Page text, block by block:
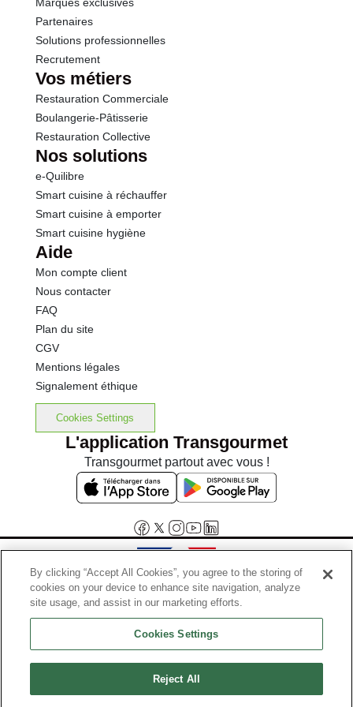
Partenaires
Solutions professionnelles
Recrutement
Vos métiers
Restauration Commerciale
Boulangerie-Pâtisserie
Restauration Collective
Nos solutions
e-Quilibre
Smart cuisine à réchauffer
Smart cuisine à emporter
Smart cuisine hygiène
Aide
Mon compte client
Nous contacter
FAQ
Plan du site
CGV
Mentions légales
Signalement éthique
Cookies Settings
L'application Transgourmet
Transgourmet partout avec vous !
Interdiction de vente de boissons alcooliques aux mineurs de
moins de 18 ans
La preuve de majorité de l'acheteur est exigée au moment de la vente
Code de la santé publique, Aar.l.3342-1 et l.3353-3
By clicking “Accept All Cookies”, you agree to the storing of
cookies on your device to enhance site navigation, analyze
site usage, and assist in our marketing efforts.
Cookies Settings
Reject All